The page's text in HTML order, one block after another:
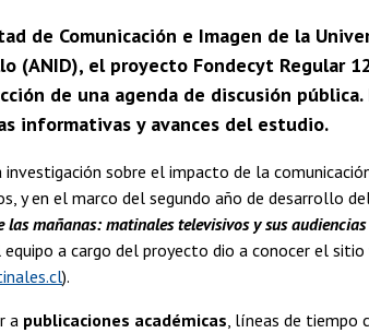
de Comunicación e Imagen de la
(ANID), el proyecto Fondecyt Regular
de una agenda de discusión
informativas y avances del estudio.
sobre el impacto de la
y en el marco del segundo año de desarrollo
mañanas: matinales televisivos y sus
equipo a cargo del proyecto dio a conocer el
).
a publicaciones académicas , líneas de